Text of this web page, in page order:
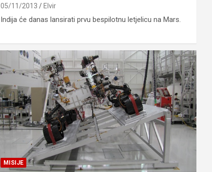
05/11/2013 Elvir
Indija će danas lansirati prvu bespilotnu letjelicu na Mars.
MISIJE